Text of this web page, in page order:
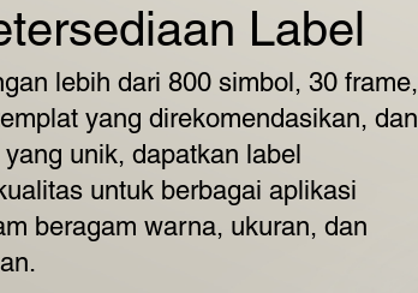
Label
lebih dari 800 simbol, 30 frame,
yang direkomendasikan, dan
yang unik, dapatkan label
untuk berbagai aplikasi
beragam warna, ukuran, dan